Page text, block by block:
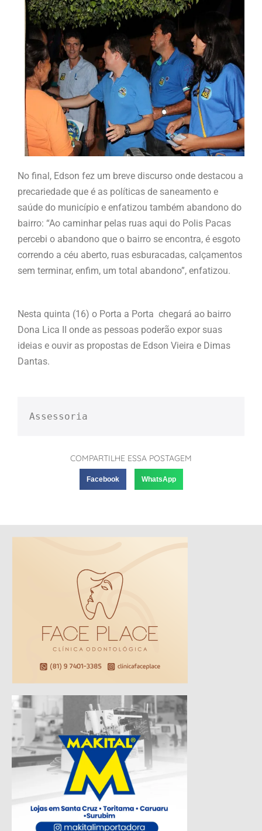
No final, Edson fez um breve discurso onde destacou a
precariedade que é as políticas de saneamento e
saúde do município e enfatizou também abandono do
bairro: “Ao caminhar pelas ruas aqui do Polis Pacas
percebi o abandono que o bairro se encontra, é esgoto
correndo a céu aberto, ruas esburacadas, calçamentos
sem terminar, enfim, um total abandono”, enfatizou.
Nesta quinta (16) o Porta a Porta chegará ao bairro
Dona Lica II onde as pessoas poderão expor suas
ideias e ouvir as propostas de Edson Vieira e Dimas
Dantas.
Assessoria
COMPARTILHE ESSA POSTAGEM
Facebook WhatsApp